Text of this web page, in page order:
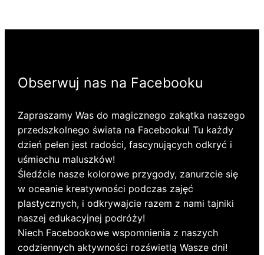
Obserwuj nas na Facebooku
Zapraszamy Was do magicznego zakątka naszego
przedszkolnego świata na Facebooku! Tu każdy
dzień pełen jest radości, fascynujących odkryć i
uśmiechu maluszków!
Śledźcie nasze kolorowe przygody, zanurzcie się
w oceanie kreatywności podczas zajęć
plastycznych, i odkrywajcie razem z nami tajniki
naszej edukacyjnej podróży!
Niech Facebookowe wspomnienia z naszych
codziennych aktywności rozświetlą Wasze dni!